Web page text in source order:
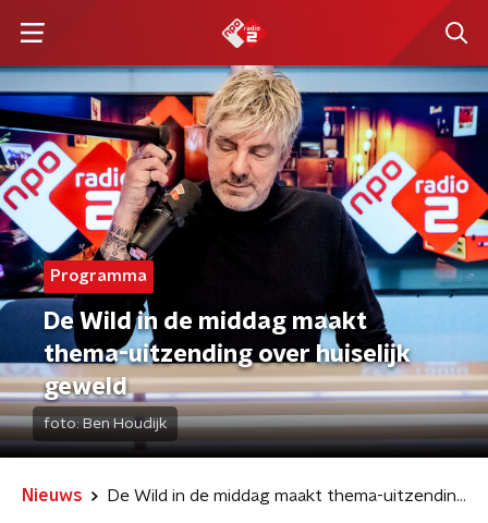
Programma
De Wild in de middag maakt
thema-uitzending over huiselijk
geweld
foto:Ben Houdijk
Nieuws De Wild in de middag maakt thema-uitzending over huiselijk geweld